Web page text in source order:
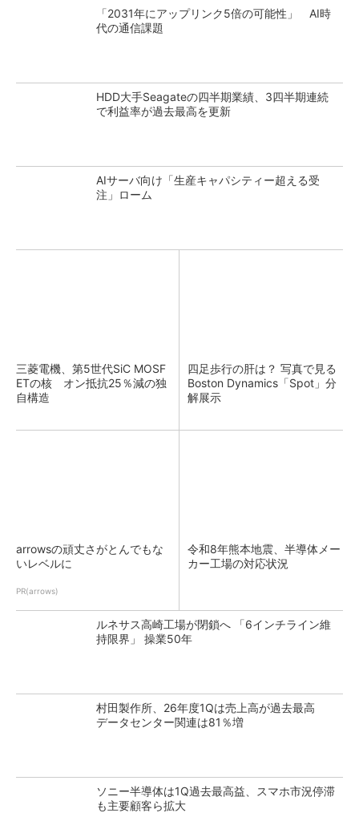
「2031年にアップリンク5倍の可能性」 AI時
代の通信課題
HDD大手Seagateの四半期業績、3四半期連続
で利益率が過去最高を更新
AIサーバ向け「生産キャパシティー超える受
注」ローム
三菱電機、第5世代SiC MOSF
ETの核 オン抵抗25％減の独
自構造
四足歩行の肝は？ 写真で見る
Boston Dynamics「Spot」分
解展示
arrowsの頑丈さがとんでもな
いレベルに
PR(arrows)
令和8年熊本地震、半導体メー
カー工場の対応状況
ルネサス高崎工場が閉鎖へ 「6インチライン維
持限界」 操業50年
村田製作所、26年度1Qは売上高が過去最高
データセンター関連は81％増
ソニー半導体は1Q過去最高益、スマホ市況停滞
も主要顧客ら拡大